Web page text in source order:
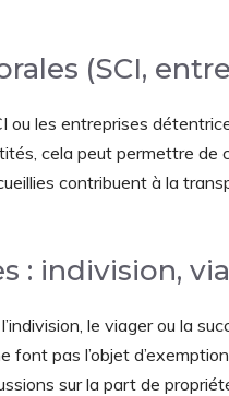
(SCI,
ou les entreprises
cela peut permettre de
contribuent à la
: indivision,
le viager ou la
font pas l’objet
sur la part de